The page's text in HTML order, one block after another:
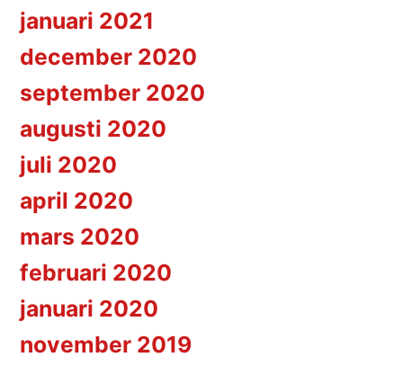
januari 2021
december 2020
september 2020
augusti 2020
juli 2020
april 2020
mars 2020
februari 2020
januari 2020
november 2019